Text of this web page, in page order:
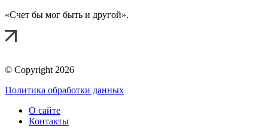
«Счет бы мог быть и другой».
© Copyright 2026
Политика обработки данных
О сайте
Контакты